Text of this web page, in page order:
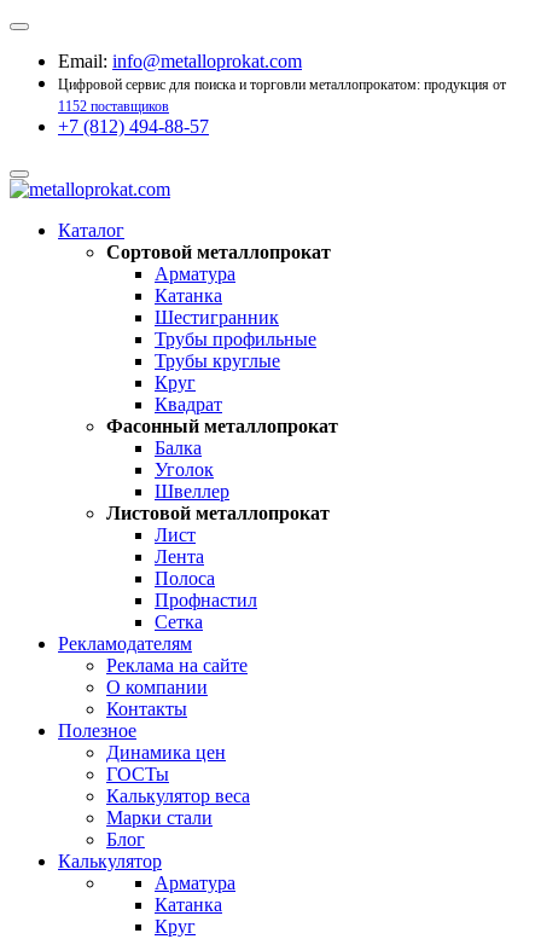
Email: info@metalloprokat.com
Цифровой сервис для поиска и торговли металлопрокатом: продукция от
1152 поставщиков
+7 (812) 494-88-57
Каталог
Сортовой металлопрокат
Арматура
Катанка
Шестигранник
Трубы профильные
Трубы круглые
Круг
Квадрат
Фасонный металлопрокат
Балка
Уголок
Швеллер
Листовой металлопрокат
Лист
Лента
Полоса
Профнастил
Сетка
Рекламодателям
Реклама на сайте
О компании
Контакты
Полезное
Динамика цен
ГОСТы
Калькулятор веса
Марки стали
Блог
Калькулятор
Арматура
Катанка
Круг